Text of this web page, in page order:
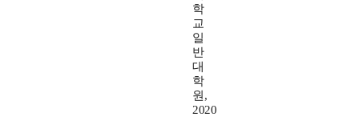
학
교
일
반
대
학
원,
2020